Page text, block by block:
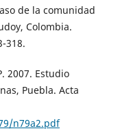
de la comunidad
Colombia.
318.
2007. Estudio
Puebla. Acta
n79a2.pdf